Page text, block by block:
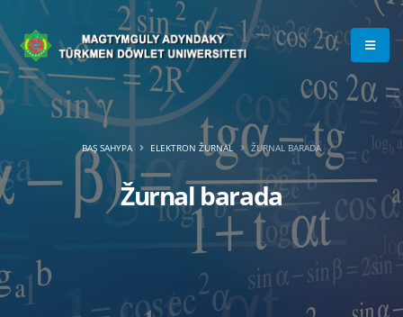
Žurnal barada
BAŞ SAHYPA ELEKTRON ŽURNAL ŽURNAL BARADA